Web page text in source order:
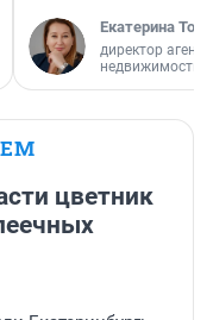
Екатерина
директор
недвижимости
цветник